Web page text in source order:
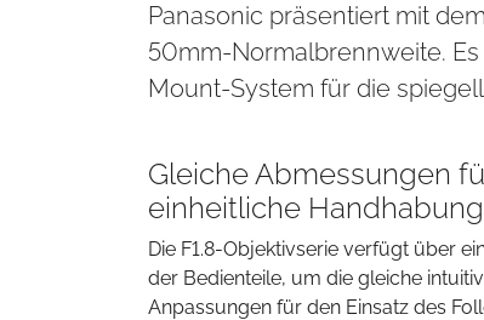
Panasonic präsentiert mit
50mm-Normalbrennweite.
Mount-System für die
Gleiche Abmessungen
einheitliche Handhabung
Die F1.8-Objektivserie verfügt über
der Bedienteile, um die gleiche
Anpassungen für den Einsatz des